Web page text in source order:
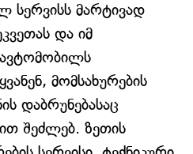
სერვისს მარტივად
და იმ
ავტომობილს
მომსახურების
დაბრუნებასაც
შეძლებ. ზეთის